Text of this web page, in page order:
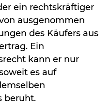
ein rechtskräftiger
ausgenommen
des Käufers aus
Ein
kann er nur
es auf
beruht.